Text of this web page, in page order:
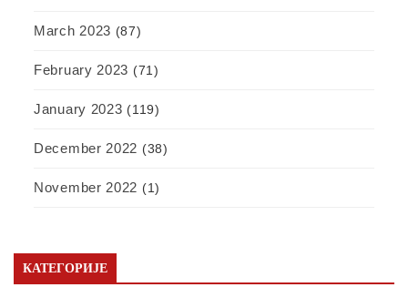
March 2023 (87)
February 2023 (71)
January 2023 (119)
December 2022 (38)
November 2022 (1)
КАТЕГОРИЈЕ